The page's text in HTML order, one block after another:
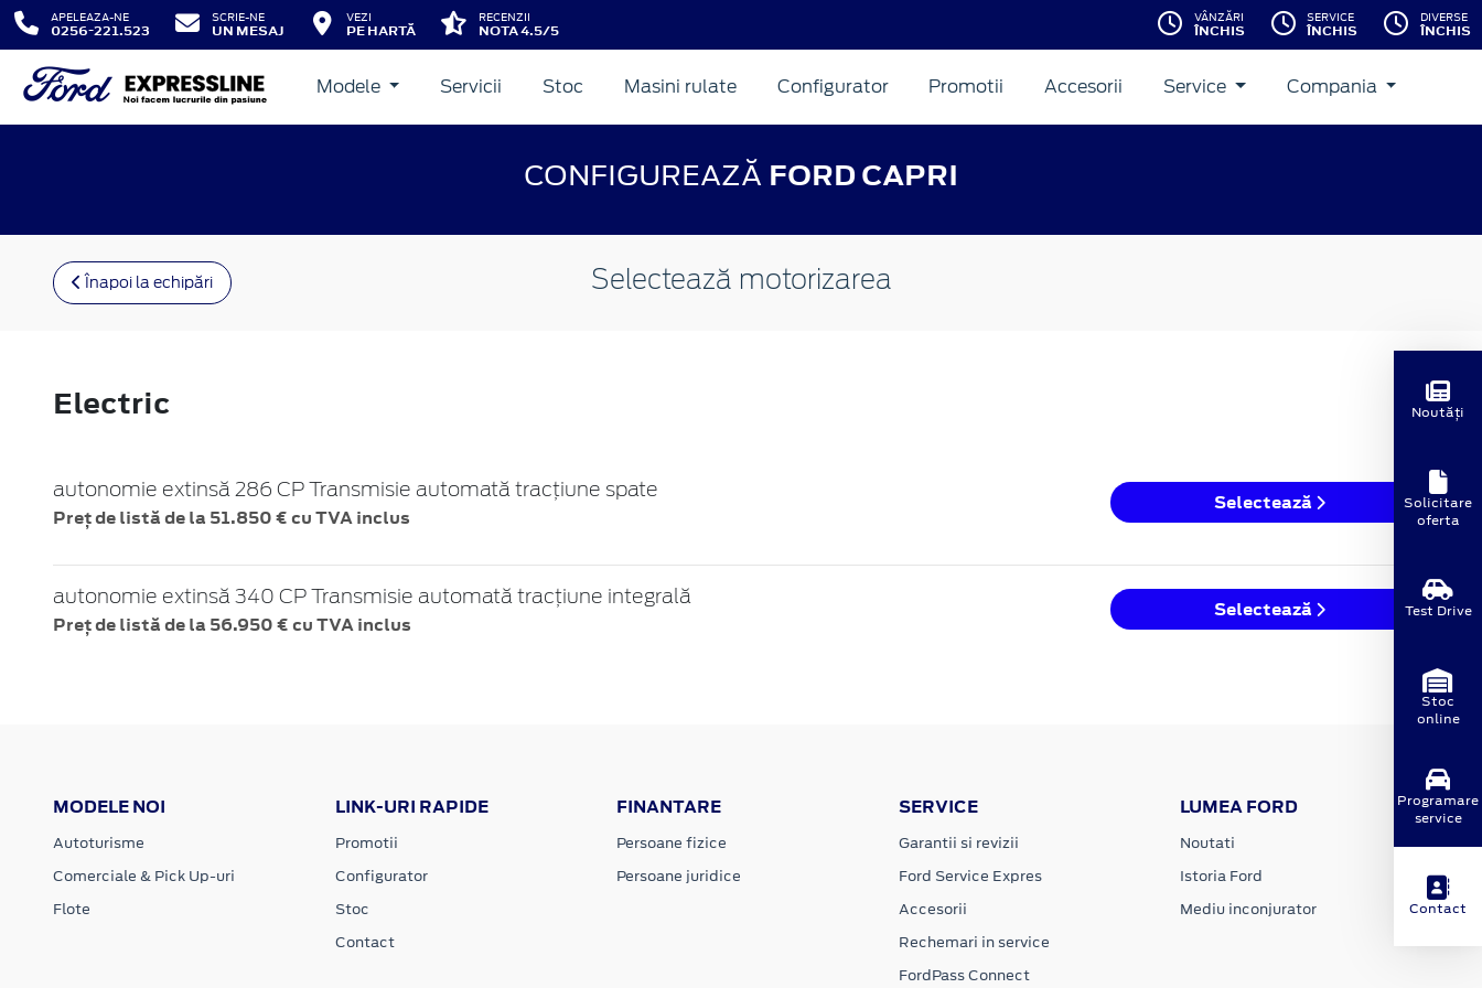
APELEAZA-NE
0256-221.523
SCRIE-NE
UN MESAJ
VEZI
PE HARTĂ
RECENZII
NOTA 4.5/5
VÂNZĂRI
ÎNCHIS
SERVICE
ÎNCHIS
DIVERSE
ÎNCHIS
Modele Servicii Stoc Masini rulate Configurator Promotii Accesorii Service Compania
CONFIGUREAZĂ FORD CAPRI
Înapoi la echipări Selectează motorizarea
Electric
autonomie extinsă 286 CP Transmisie automată tracțiune spate
Preț de listă de la 51.850 € cu TVA inclus
Selectează
autonomie extinsă 340 CP Transmisie automată tracțiune integrală
Preț de listă de la 56.950 € cu TVA inclus
Selectează
MODELE NOI
Autoturisme
Comerciale & Pick Up-uri
Flote
LINK-URI RAPIDE
Promotii
Configurator
Stoc
Contact
FINANTARE
Persoane fizice
Persoane juridice
SERVICE
Garantii si revizii
Ford Service Expres
Accesorii
Rechemari in service
FordPass Connect
LUMEA FORD
Noutati
Istoria Ford
Mediu inconjurator
Noutăți
Solicitare
oferta
Test Drive
Stoc
online
Programare
service
Contact